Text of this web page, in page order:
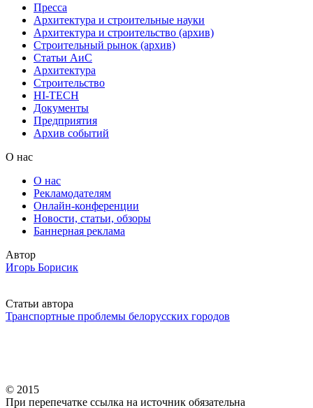
Пресса
Архитектура и строительные науки
Архитектура и строительство (архив)
Строительный рынок (архив)
Статьи АиС
Архитектура
Строительство
HI-TECH
Документы
Предприятия
Архив событий
О нас
О нас
Рекламодателям
Онлайн-конференции
Новости, статьи, обзоры
Баннерная реклама
Автор
Игорь Борисик
Статьи автора
Транспортные проблемы белорусских городов
© 2015
При перепечатке ссылка на источник обязательна